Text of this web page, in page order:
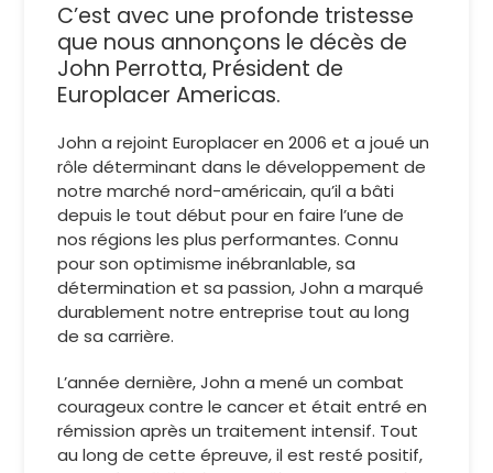
C’est avec une profonde tristesse
que nous annonçons le décès de
John Perrotta, Président de
Europlacer Americas.
John a rejoint Europlacer en 2006 et a joué un
rôle déterminant dans le développement de
notre marché nord-américain, qu’il a bâti
depuis le tout début pour en faire l’une de
nos régions les plus performantes. Connu
pour son optimisme inébranlable, sa
détermination et sa passion, John a marqué
durablement notre entreprise tout au long
de sa carrière.
L’année dernière, John a mené un combat
courageux contre le cancer et était entré en
rémission après un traitement intensif. Tout
au long de cette épreuve, il est resté positif,